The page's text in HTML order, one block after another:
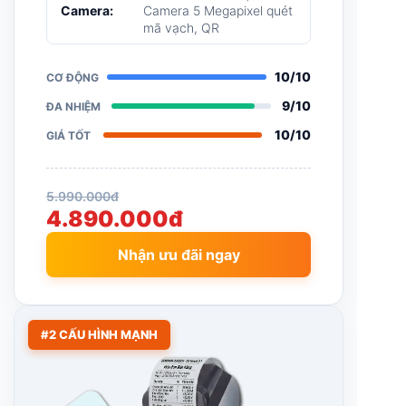
16GB ROM + 2GB RAM
70mm/s, Đầu in Seiko
Pin &
Camera:
7.6V / 2580 mAh |
Camera 5 Megapixel quét
CƠ ĐỘNG
ĐA NHIỆM
5.990.000đ
4.890.000đ
Nhận ưu đãi ngay